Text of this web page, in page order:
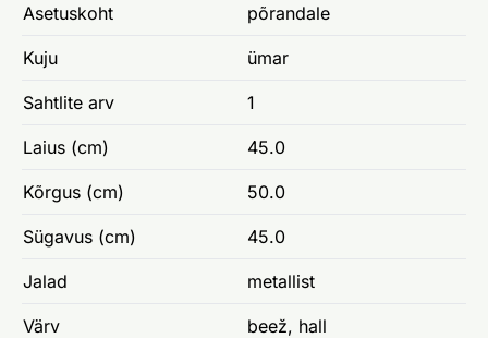
Asetuskoht põrandale
Kuju ümar
Sahtlite arv 1
Laius (cm) 45.0
Kõrgus (cm) 50.0
Sügavus (cm) 45.0
Jalad metallist
Värv beež, hall